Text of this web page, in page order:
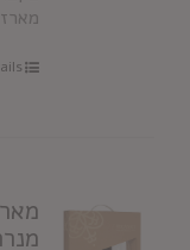
מנרה +